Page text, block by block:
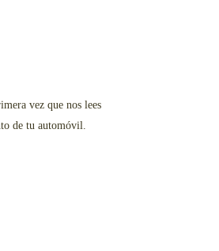
vez que nos lees
de tu automóvil.